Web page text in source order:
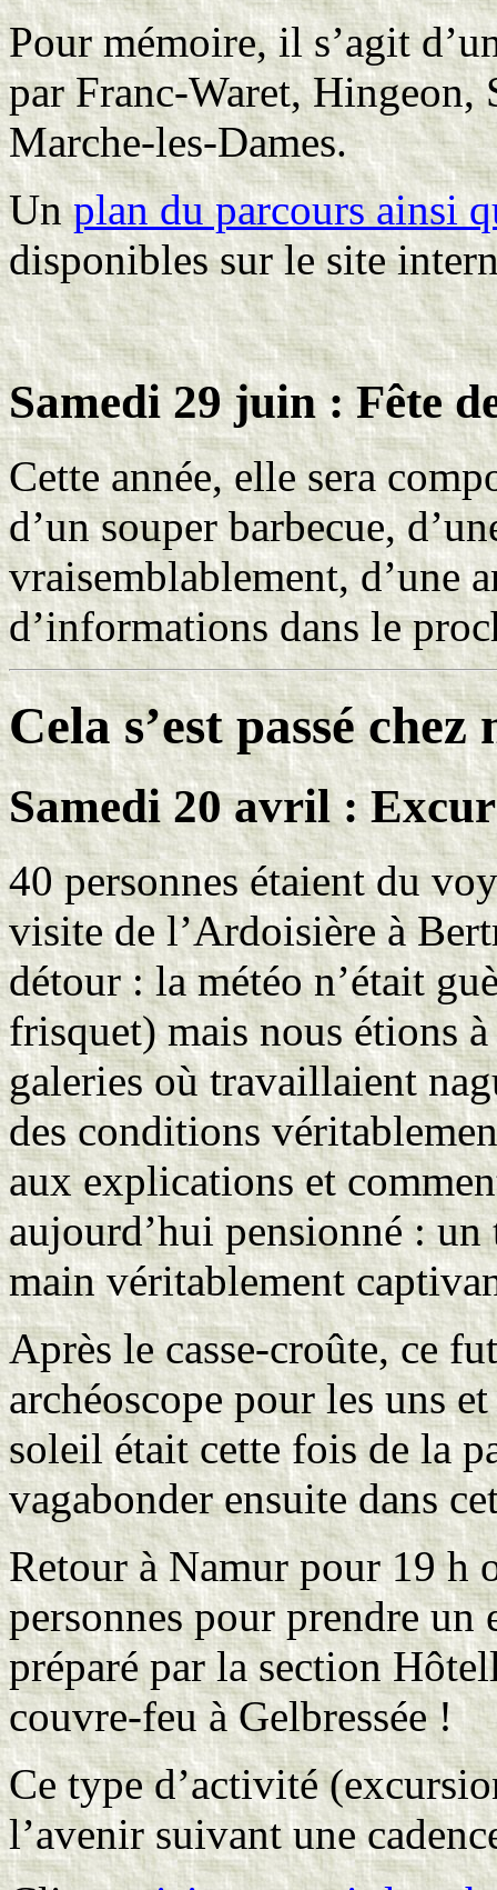
Pour mémoire, il s’agit
par Franc-Waret, Hingeon,
Marche-les-Dames.
Unplan du parcours ainsi
disponibles sur le site
Samedi 29 juin : Fête
Cette année, elle sera
d’un souper barbecue,
vraisemblablement, d’une
d’informations dans le
Cela s’est passé
Samedi 20 avril :
40 personnes étaient du
visite de l’Ardoisière à
détour : la météo n’était
frisquet) mais nous étions
galeries où travaillaient
des conditions
aux explications et
aujourd’hui pensionné :
main véritablement
Après le casse-croûte, ce
archéoscope pour les uns
soleil était cette fois de la
vagabonder ensuite dans
Retour à Namur pour 19 h
personnes pour prendre un
préparé par la section
couvre-feu à Gelbressée !
Ce type d’activité
l’avenir suivant une